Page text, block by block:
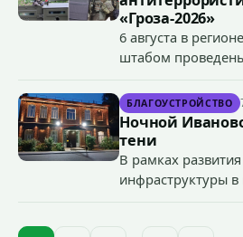
«Гроза-2026»
6 августа в
штабом
органов
«Гроза-2026».
БЛАГОУСТРОЙСТВО
Ночной
тени
В рамках
инфраструктуры в